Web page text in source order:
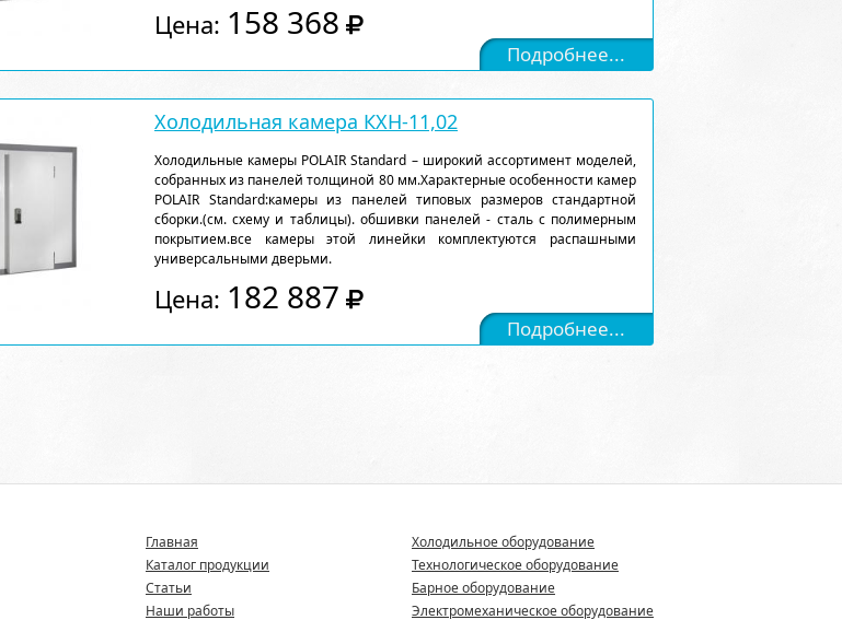
Цена: 158 368
Подробнее...
Холодильная камера КХН-11,02
Холодильные камеры POLAIR Standard – широкий ассортимент моделей,
собранных из панелей толщиной 80 мм.Характерные особенности камер
POLAIR Standard:камеры из панелей типовых размеров стандартной
сборки.(см. схему и таблицы). обшивки панелей - сталь с полимерным
покрытием.все камеры этой линейки комплектуются распашными
универсальными дверьми.
Цена: 182 887
Подробнее...
Главная
Каталог продукции
Статьи
Наши работы
Холодильное оборудование
Технологическое оборудование
Барное оборудование
Электромеханическое оборудование